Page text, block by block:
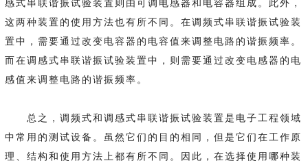
感式串联谐振试验装置则由可调电感器和电容器组成。此外，
这两种装置的使用方法也有所不同。在调频式串联谐振试验装
置中，需要通过改变电容器的电容值来调整电路的谐振频率。
而在调感式串联谐振试验装置中，则需要通过改变电感器的电
感值来调整电路的谐振频率。
总之，调频式和调感式串联谐振试验装置是电子工程领域
中常用的测试设备。虽然它们的目的相同，但是它们在工作原
理、结构和使用方法上都有所不同。因此，在选择使用哪种装